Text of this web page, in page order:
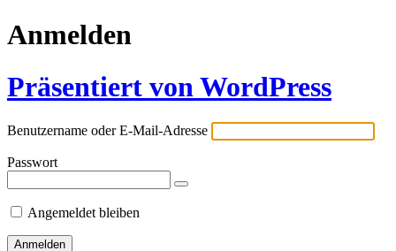
Anmelden
Präsentiert von WordPress
Benutzername oder E-Mail-Adresse
Passwort
Angemeldet bleiben